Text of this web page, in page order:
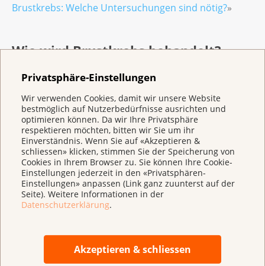
Privatsphäre-Einstellungen
Wir verwenden Cookies, damit wir unsere Website
bestmöglich auf Nutzerbedürfnisse ausrichten und
optimieren können. Da wir Ihre Privatsphäre
respektieren möchten, bitten wir Sie um ihr
Einverständnis. Wenn Sie auf «Akzeptieren &
schliessen» klicken, stimmen Sie der Speicherung von
Cookies in Ihrem Browser zu. Sie können Ihre Cookie-
Einstellungen jederzeit in den «Privatsphären-
Einstellungen» anpassen (Link ganz zuunterst auf der
Seite). Weitere Informationen in der
Datenschutzerklärung.
Akzeptieren & schliessen
Brustkrebs: Welche Untersuchungen sind nötig?»
Wie wird Brustkrebs behandelt?
Bei Brustkrebs kommen mehrere Behandlungen
infrage. Bei einer Operation entfernen Ärzte den
Tumor. Während der Strahlentherapie werden
Strahlen auf den Tumor gerichtet, was die Krebszellen
zerstört. Medikamente bekämpfen die Krebszellen im
ganzen Körper. Dazu gehören:
Chemotherapie,antihormonelle
Therapie,zielgerichtete
TherapieundImmuntherapie.
Die unterschiedlichen Behandlungen werden
nacheinander.
Fragen Sie Ihr Behandlungsteam wie viel Erfahrungen